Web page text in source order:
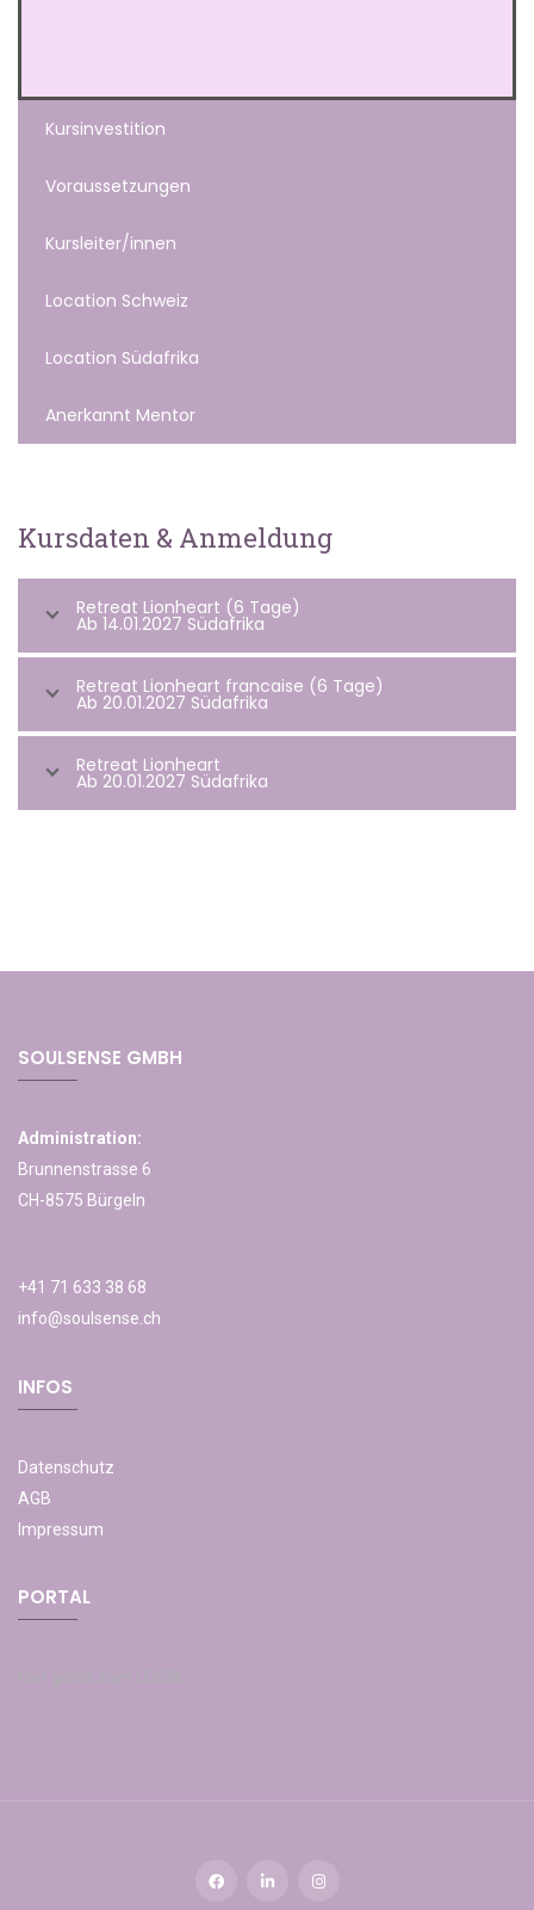
Kursinvestition
Voraussetzungen
Kursleiter/innen
Location Schweiz
Location Südafrika
Anerkannt Mentor
Kursdaten & Anmeldung
Retreat Lionheart (6 Tage)
Ab 14.01.2027 Südafrika
Retreat Lionheart francaise (6 Tage)
Ab 20.01.2027 Südafrika
Retreat Lionheart
Ab 20.01.2027 Südafrika
SOULSENSE GMBH
Administration:
Brunnenstrasse 6
CH-8575 Bürgeln
+41 71 633 38 68
info@soulsense.ch
INFOS
Datenschutz
AGB
Impressum
PORTAL